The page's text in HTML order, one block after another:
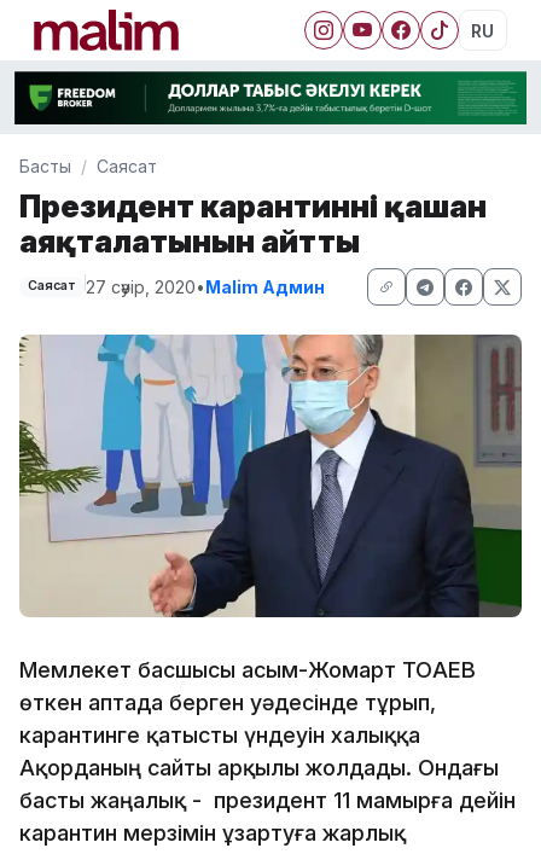
RU
Басты Саясат
Президент карантиннің қашан
аяқталатынын айтты
Саясат 27 сәуір, 2020•Malim Админ
Мемлекет басшысы Қасым-Жомарт ТОҚАЕВ
өткен аптада берген уәдесінде тұрып,
карантинге қатысты үндеуін халыққа
Ақорданың сайты арқылы жолдады. Ондағы
басты жаңалық - президент 11 мамырға дейін
карантин мерзімін ұзартуға жарлық